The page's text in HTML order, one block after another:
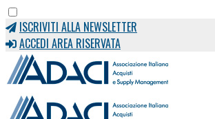
ISCRIVITI ALLA NEWSLETTER
ACCEDI AREA RISERVATA